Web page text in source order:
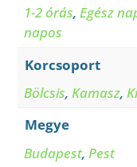
1-2 órás,Egész
napos
Korcsoport
Bölcsis,Kamasz,
Megye
Budapest,Pest